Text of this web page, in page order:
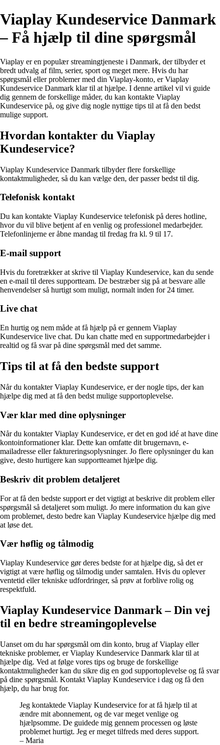
Viaplay Kundeservice Danmark
– Få hjælp til dine spørgsmål
Viaplay er en populær streamingtjeneste i Danmark, der tilbyder et
bredt udvalg af film, serier, sport og meget mere. Hvis du har
spørgsmål eller problemer med din Viaplay-konto, er Viaplay
Kundeservice Danmark klar til at hjælpe. I denne artikel vil vi guide
dig gennem de forskellige måder, du kan kontakte Viaplay
Kundeservice på, og give dig nogle nyttige tips til at få den bedst
mulige support.
Hvordan kontakter du Viaplay
Kundeservice?
Viaplay Kundeservice Danmark tilbyder flere forskellige
kontaktmuligheder, så du kan vælge den, der passer bedst til dig.
Telefonisk kontakt
Du kan kontakte Viaplay Kundeservice telefonisk på deres hotline,
hvor du vil blive betjent af en venlig og professionel medarbejder.
Telefonlinjerne er åbne mandag til fredag ​​fra kl. 9 til 17.
E-mail support
Hvis du foretrækker at skrive til Viaplay Kundeservice, kan du sende
en e-mail til deres supportteam. De bestræber sig på at besvare alle
henvendelser så hurtigt som muligt, normalt inden for 24 timer.
Live chat
En hurtig og nem måde at få hjælp på er gennem Viaplay
Kundeservice live chat. Du kan chatte med en supportmedarbejder i
realtid og få svar på dine spørgsmål med det samme.
Tips til at få den bedste support
Når du kontakter Viaplay Kundeservice, er der nogle tips, der kan
hjælpe dig med at få den bedst mulige supportoplevelse.
Vær klar med dine oplysninger
Når du kontakter Viaplay Kundeservice, er det en god idé at have dine
kontoinformationer klar. Dette kan omfatte dit brugernavn, e-
mailadresse eller faktureringsoplysninger. Jo flere oplysninger du kan
give, desto hurtigere kan supportteamet hjælpe dig.
Beskriv dit problem detaljeret
For at få den bedste support er det vigtigt at beskrive dit problem eller
spørgsmål så detaljeret som muligt. Jo mere information du kan give
om problemet, desto bedre kan Viaplay Kundeservice hjælpe dig med
at løse det.
Vær høflig og tålmodig
Viaplay Kundeservice gør deres bedste for at hjælpe dig, så det er
vigtigt at være høflig og tålmodig under samtalen. Hvis du oplever
ventetid eller tekniske udfordringer, så prøv at forblive rolig og
respektfuld.
Viaplay Kundeservice Danmark – Din vej
til en bedre streamingoplevelse
Uanset om du har spørgsmål om din konto, brug af Viaplay eller
tekniske problemer, er Viaplay Kundeservice Danmark klar til at
hjælpe dig. Ved at følge vores tips og bruge de forskellige
kontaktmuligheder kan du sikre dig en god supportoplevelse og få svar
på dine spørgsmål. Kontakt Viaplay Kundeservice i dag og få den
hjælp, du har brug for.
Jeg kontaktede Viaplay Kundeservice for at få hjælp til at
ændre mit abonnement, og de var meget venlige og
hjælpsomme. De guidede mig gennem processen og løste
problemet hurtigt. Jeg er meget tilfreds med deres support.
– Maria